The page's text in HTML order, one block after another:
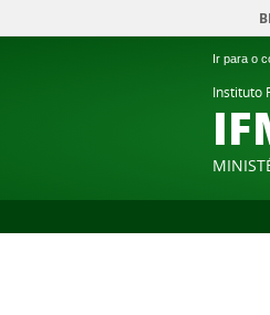
Ir para o
Instituto